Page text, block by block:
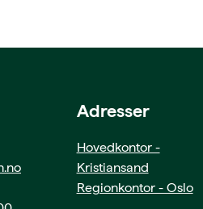
Adresser
Hovedkontor -
Kristiansand
Regionkontor - Oslo